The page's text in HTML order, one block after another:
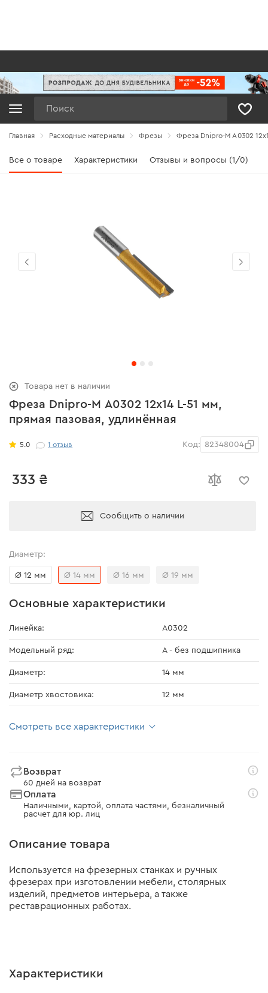
Главная Расходные материалы Фрезы Фреза Dnipro-M А0302
Все о товаре Характеристики Отзывы и вопросы (1/0)
Фреза Dnipro-M А0302 12x14 L-51 мм,
прямая пазовая, удлинённая
5.0 1отзыв Код: 82348004
333 ₴
Сообщить о наличии
Товара нет в наличии
Диаметр:
Ø 12 мм Ø 14 мм Ø 16 мм Ø 19 мм
Основные характеристики
Линейка: А0302
Модельный ряд: А - без подшипника
Диаметр: 14 мм
Диаметр хвостовика: 12 мм
Смотреть все характеристики
Возврат
60 дней на возврат
Оплата
Наличными, картой, оплата частями, безналичный
расчет для юр. лиц
Описание товара
Используется на фрезерных станках и ручных
фрезерах при изготовлении мебели, столярных
изделий, предметов интерьера, а также
реставрационных работах.
Характеристики